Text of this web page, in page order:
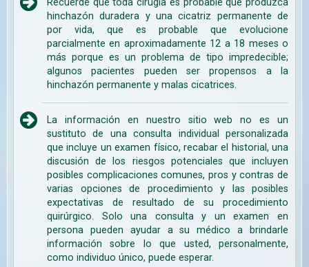
Recuerde que toda cirugía es probable que produzca
hinchazón duradera y una cicatriz permanente de
por vida, que es probable que evolucione
parcialmente en aproximadamente 12 a 18 meses o
más porque es un problema de tipo impredecible;
algunos pacientes pueden ser propensos a la
hinchazón permanente y malas cicatrices.
La información en nuestro sitio web no es un
sustituto de una consulta individual personalizada
que incluye un examen físico, recabar el historial, una
discusión de los riesgos potenciales que incluyen
posibles complicaciones comunes, pros y contras de
varias opciones de procedimiento y las posibles
expectativas de resultado de su procedimiento
quirúrgico. Solo una consulta y un examen en
persona pueden ayudar a su médico a brindarle
información sobre lo que usted, personalmente,
como individuo único, puede esperar.